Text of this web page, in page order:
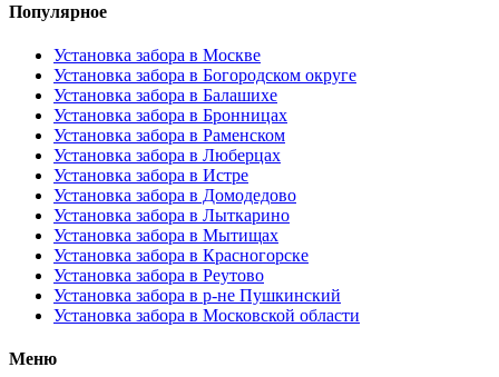
Популярное
Установка забора в Москве
Установка забора в Богородском округе
Установка забора в Балашихе
Установка забора в Бронницах
Установка забора в Раменском
Установка забора в Люберцах
Установка забора в Истре
Установка забора в Домодедово
Установка забора в Лыткарино
Установка забора в Мытищах
Установка забора в Красногорске
Установка забора в Реутово
Установка забора в р-не Пушкинский
Установка забора в Московской области
Меню